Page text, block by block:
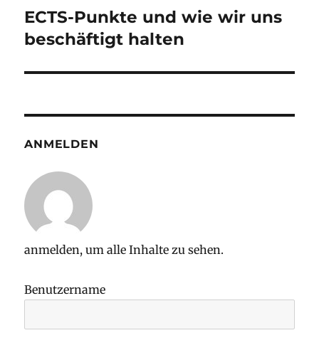
Nächster
Beitrag:
ECTS-Punkte und wie wir uns
beschäftigt halten
ANMELDEN
anmelden, um alle Inhalte zu sehen.
Benutzername